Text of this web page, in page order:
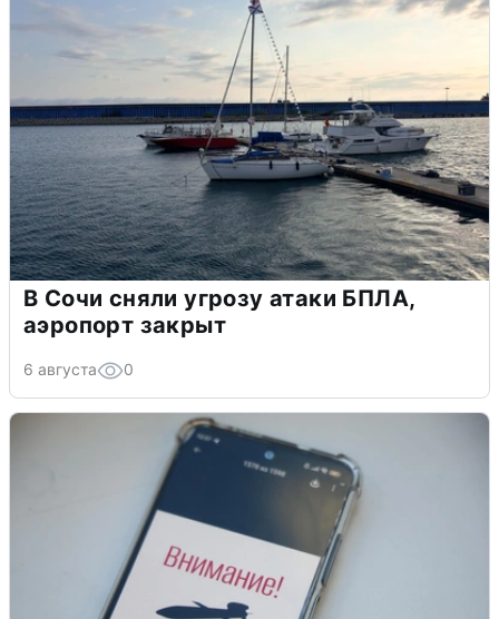
В Сочи сняли угрозу атаки БПЛА,
аэропорт закрыт
6 августа 0